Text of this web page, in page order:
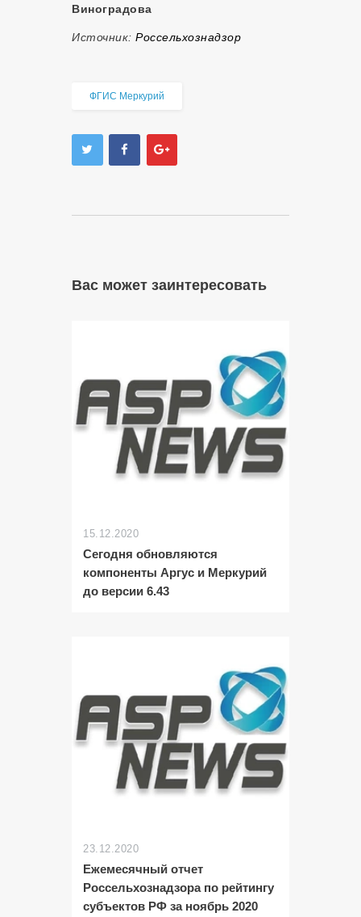
Виноградова
Источник: Россельхознадзор
ФГИС Меркурий
Вас может заинтересовать
15.12.2020
Сегодня обновляются
компоненты Аргус и Меркурий
до версии 6.43
23.12.2020
Ежемесячный отчет
Россельхознадзора по рейтингу
субъектов РФ за ноябрь 2020